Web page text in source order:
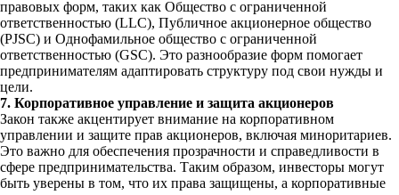
правовых форм, таких как Общество с ограниченной
ответственностью (LLC), Публичное акционерное общество
(PJSC) и Однофамильное общество с ограниченной
ответственностью (GSC). Это разнообразие форм помогает
предпринимателям адаптировать структуру под свои нужды и
цели.
7. Корпоративное управление и защита акционеров
Закон также акцентирует внимание на корпоративном
управлении и защите прав акционеров, включая миноритариев.
Это важно для обеспечения прозрачности и справедливости в
сфере предпринимательства. Таким образом, инвесторы могут
быть уверены в том, что их права защищены, а корпоративные